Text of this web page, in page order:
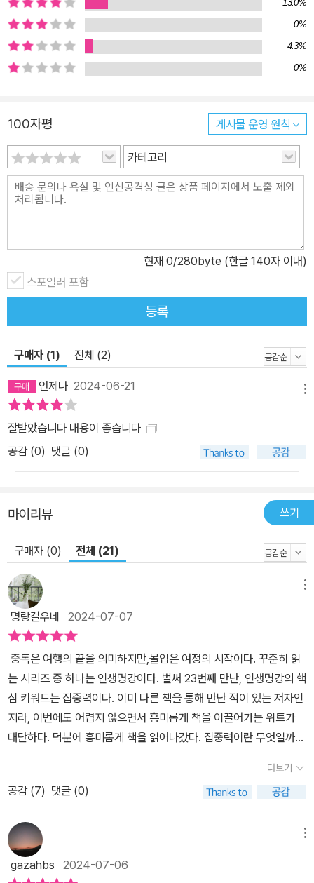
건너는 도파민 중독자들의 자기 조절력 수업 현대사회에서 중독은 낯
선 단어가 아니다. 대중매체에서도 스마트폰 중독, 사랑 중독, 일중독,
카페인 중독 등 가벼운 증상부터 인터넷 중독, 도박 중독, 알코올 중독
등 심각한 현상에 이르기까지 ‘중독’이라는 단어를 무분별하게 사용
연해졌다. 그리고 누군가는 오늘날을 ‘몰입’을 잃어버린 시대라고 말
하기도 한다. 주변의 자극이 너무 많기에 산만하게 굴거나 지금 당장
해야 하는 일에 우선순위를 정하지 못한 채 우왕좌왕한다. 소아청소
년, 인터넷 및 게임과몰입, 스포츠 정신의학, 알코올중독 등의 전문 분
야에서 활발한 연구와 실천을 이어가는 한덕현 교수는 국내 최초 게
도움이 되고자 하였고, 이 책은 그러한 활동의 결과물이기도 하다.
『집중력의 배신』은 중독은 부정, 몰입은 긍정이라는 이분법적 논의
대신 두 행위에서 중요한 개념인 충동성, 도파민, 전두엽 등을 전 범위
로 다루며 도둑맞았던 ‘집중력’에 대한 이야기를 다양한 차원으로 전
한 몰입이란 다른 사람이 재단하고 편집한 알고리즘을 감흥 없이 반
결하기 위해 오랫동안 고민하고 다음 단계로 나아가는 주체적인 과정
이라고 당부한다. 이 책에서 소개하는 뇌과학적인 이론과 최신 연구
결과를 바탕으로 한 몰입으로의 긍정적 전환 사례, 중독과 몰입의 균
형을 유지하기 위한 실용적인 전략들은 산만한 시절을 버텨내는 현대
인을 이탈 없이 목적지까지 안내한다. 자극 과잉 시대, ‘몰입의 기
덕현 교수는 지금-여기를 ‘15초짜리 집중력을 권하는 사회’라고 정의
지고 있는 엔진에 집중력이 가지고 있는 방향성과 조절 능력이 더해
져야 한다. 충동성과 집중력은 어떤 행위를 하고 싶은 욕구를 느낀다
는 데 공통된 성질이 있지만, 목표와 미래, 성취와 성공이라는 긍정적
인 결과물에서 극명한 차이가 난다. 결국 충동성이 집중력이 되기 위
해서는 고(go)와 스톱(stop), 즉 언제 더 자극을 추구하고 멈출지에
을 세워 충동으로 흐르지 않도록 조심해야 하며, 내가 좋아하는 것만
하기보다는 해야 하는 일에도 집중해야 하는 것이 핵심이다. 한편 저
자는 책을 통해 문화적·기술적 환경에 따라 변하는 상황을 단지 중독
이라 단정 짓고 과거의 기준과 치료법에 따라 대처하는 것을 경계하
라 이른다. 오히려 인터넷과 디지털 문화의 특징을 알아내고 이것을
올바르게 사용하는 방법을 제시하는 것이 단순히 의학적 진단을 내리
는 것보다 훨씬 현명한 극복 방안이라는 것이다. 인간의 인지 능력이
신의 이야기에 포커스를 맞추고 삶에 대한 능동적인 설계가 이루어질
때, 원치 않는 집중을 끊어내는 몰입 혁명이 시작될 것이다.
13.0%
0%
4.3%
0%
100자평 게시물 운영 원칙
카테고리
현재 0/280byte (한글 140자 이내)
스포일러 포함
등록
구매자 (1) 전체 (2)
언제나 2024-06-21
잘받았습니다 내용이 좋습니다
공감 (0) 댓글 (0)
마이리뷰 쓰기
구매자 (0) 전체 (21)
명랑걸우네 2024-07-07
중독은 여행의 끝을 의미하지만,몰입은 여정의 시작이다. 꾸준히 읽
는 시리즈 중 하나는 인생명강이다. 벌써 23번째 만난, 인생명강의 핵
심 키워드는 집중력이다. 이미 다른 책을 통해 만난 적이 있는 저자인
지라, 이번에도 어렵지 않으면서 흥미롭게 책을 이끌어가는 위트가
대단하다. 덕분에 흥미롭게 책을 읽어나갔다. 집중력이란 무엇일까?
다면 10시간 넘게 게임을 하는 사람들을 마주했을 때, 그들 역시 집중
력 뛰어나다고 말할 수 있을까? 저자는 단연코 아니라고 이야기한다.
집중력은 좋아하는 것이 아닌, 싫어하는 것에도 끈기 있게 해낼 수 있
는 것이다. 좋아하는 것을 오래 하는 건 누구나 할 수 있다. 문제는, 싫
어하는 것에도 그런 끈기를 발휘할 수 있느냐다. 그러면서 몰입과 중
독, 집중력과 충동성에 대해 구체적인 예를 들어 설명해 준다. 사실 몰
더보기
공감 (7) 댓글 (0)
gazahbs 2024-07-06